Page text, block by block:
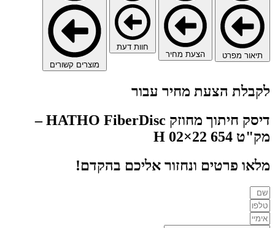
תיאור מפרט הצעת מחיר
חוות דעת
מוצרים קשורים
לקבלת הצעת מחיר עבור
דיסק חיתוך מחוזק HATHO FiberDisc –
מק"ט 654 22×02 H
מלאו פרטים ונחזור אליכם בהקדם!